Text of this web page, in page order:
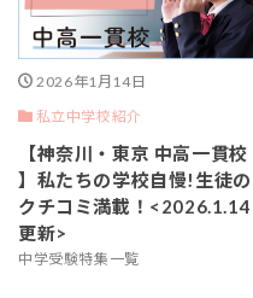
2026年1月14日
私立中学校紹介
【神奈川・東京 中高一貫校
】私たちの学校自慢!生徒の
クチコミ満載！<2026.1.14
更新>
中学受験特集一覧